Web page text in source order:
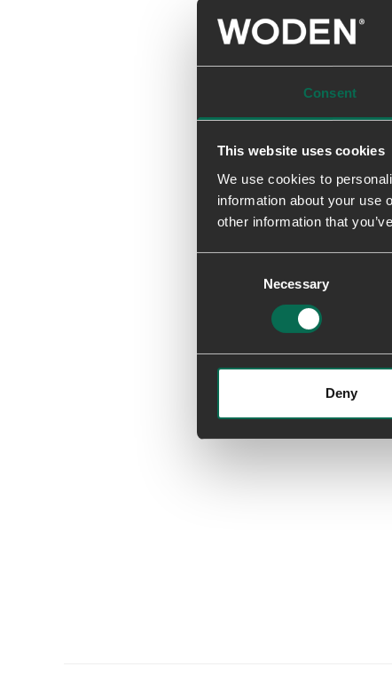
Consent
This website uses cookies
We use cookies to
information about your use
other information that
Necessary
Deny